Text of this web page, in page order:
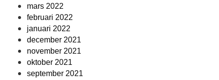
mars 2022
februari 2022
januari 2022
december 2021
november 2021
oktober 2021
september 2021